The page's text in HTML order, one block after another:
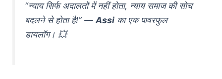
“न्याय सिर्फ अदालतों में नहीं होता, न्याय समाज की सोच
बदलने से होता है!” — Assiका एक पावरफुल
डायलॉग। 💥